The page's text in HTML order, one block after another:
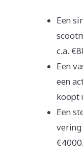
Een
c.a.
Een
een
koopt
Een
vering
€4000.